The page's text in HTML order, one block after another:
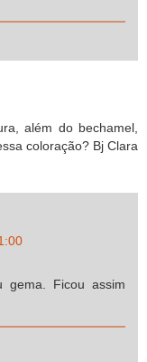
além do bechamel,
coloração? Bj Clara
gema. Ficou assim